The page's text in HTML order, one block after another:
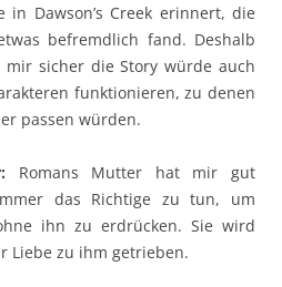
Dawson’s Creek erinnert, die
befremdlich fand. Deshalb
sicher die Story würde auch
funktionieren, zu denen
passen würden.
Romans Mutter hat mir gut
das Richtige zu tun, um
ihn zu erdrücken. Sie wird
Liebe zu ihm getrieben.